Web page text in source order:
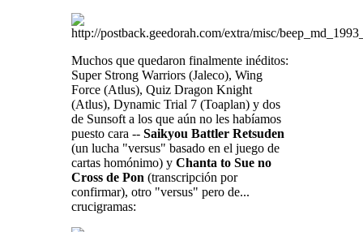
Muchos que quedaron finalmente inéditos:
Super Strong Warriors (Jaleco), Wing
Force (Atlus), Quiz Dragon Knight
(Atlus), Dynamic Trial 7 (Toaplan) y dos
de Sunsoft a los que aún no les habíamos
puesto cara -- Saikyou Battler Retsuden
(un lucha "versus" basado en el juego de
cartas homónimo) y Chanta to Sue no
Cross de Pon (transcripción por
confirmar), otro "versus" pero de...
crucigramas: